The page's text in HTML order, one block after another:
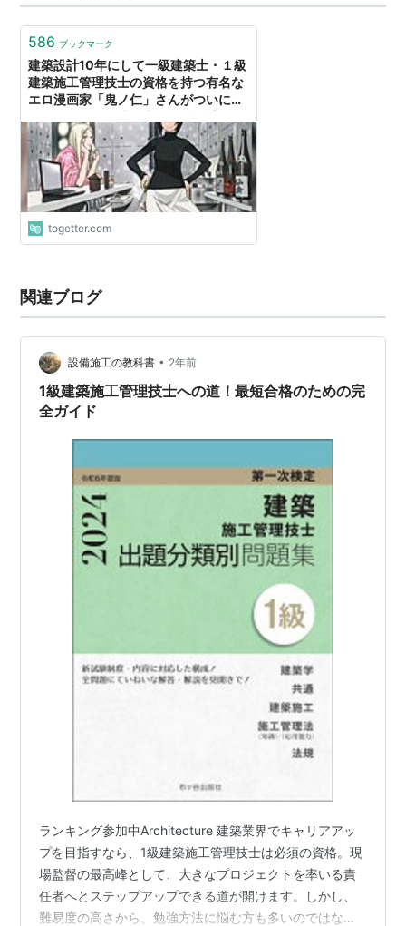
586 ブックマーク
建築設計10年にして一級建築士・１級
建築施工管理技士の資格を持つ有名な
エロ漫画家「鬼ノ仁」さんがついに建
考」を発売！
togetter.com
関連ブログ
設備施工の教科書 • 2年前
1級建築施工管理技士への道！最短合格のための完
全ガイド
ランキング参加中Architecture 建築業界でキャリアアッ
プを目指すなら、1級建築施工管理技士は必須の資格。現
場監督の最高峰として、大きなプロジェクトを率いる責
任者へとステップアップできる道が開けます。しかし、
難易度の高さから、勉強方法に悩む方も多いのではない